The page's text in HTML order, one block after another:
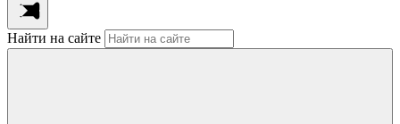
Найти на сайте